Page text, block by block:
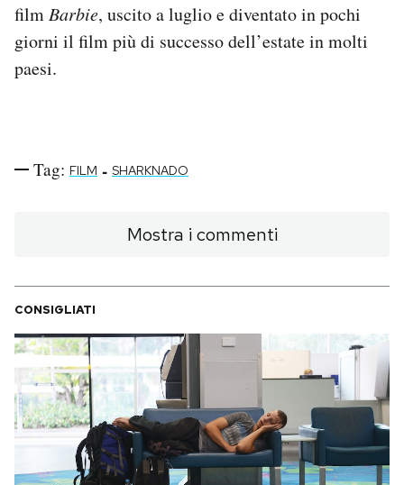
filmBarbie, uscito a luglio e diventato in pochi
giorni il film più di successo dell’estate in molti
paesi.
Tag: FILM - SHARKNADO
Mostra i commenti
CONSIGLIATI